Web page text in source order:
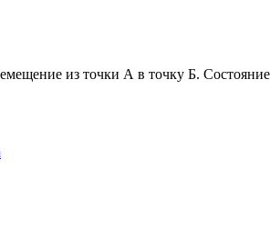
из точки А в точку Б.